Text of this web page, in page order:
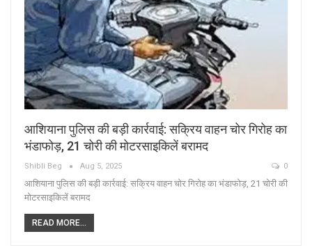
आशियाना पुलिस की बड़ी कार्रवाई: सक्रिय वाहन चोर गिरोह का
भंडाफोड़, 21 चोरी की मोटरसाइकिलें बरामद
Shibli Beg Aug 5, 2025 0
आशियाना पुलिस की बड़ी कार्रवाई: सक्रिय वाहन चोर गिरोह का भंडाफोड़, 21 चोरी की
मोटरसाइकिलें बरामद
READ MORE...